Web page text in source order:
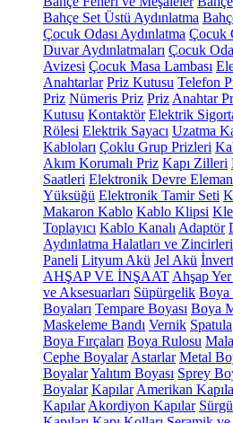
Bahçe Set Üstü Aydınlatma
Çocuk Odası Aydınlatma Çocuk
Duvar Aydınlatmaları Çocuk
Avizesi Çocuk Masa Lambası
Anahtarlar Priz Kutusu Telefon
Priz Nümeris Priz Priz Anahtar
Kutusu Kontaktör Elektrik
Rölesi Elektrik Sayacı Uzatma
Kabloları Çoklu Grup Prizleri
Akım Korumalı Priz Kapı Zilleri
Saatleri Elektronik Devre
Yüksüğü Elektronik Tamir Seti
Makaron Kablo Kablo Klipsi
Toplayıcı Kablo Kanalı Adaptör
Aydınlatma Halatları ve Zincirleri
Paneli Lityum Akü Jel Akü
AHŞAP VE İNŞAAT Ahşap
ve Aksesuarları Süpürgelik Boya
Boyaları Tempare Boyası Boya
Maskeleme Bandı Vernik Spatula
Boya Fırçaları Boya Rulosu Mala
Cephe Boyalar Astarlar Metal
BoyalarYalıtım Boyası Sprey
Boyalar Kapılar Amerikan
Kapılar Akordiyon Kapılar